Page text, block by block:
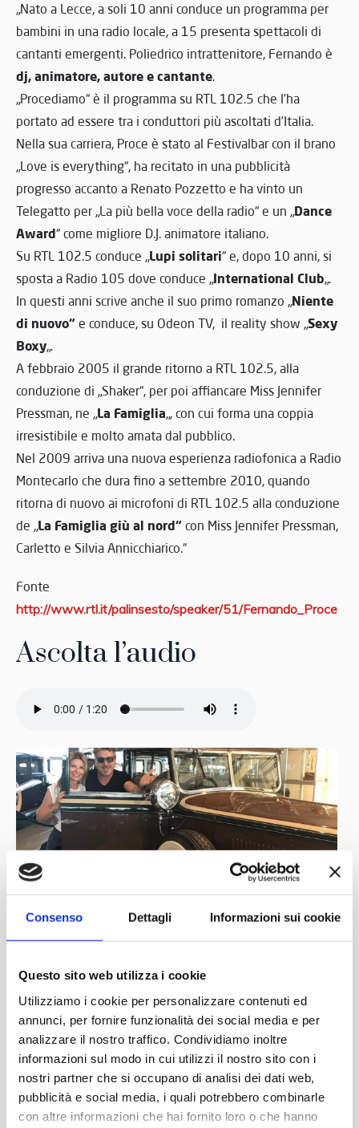
Consenso Dettagli Informazioni sui cookie
Questo sito web utilizza i cookie
Utilizziamo i cookie per personalizzare contenuti ed
annunci, per fornire funzionalità dei social media e per
analizzare il nostro traffico. Condividiamo inoltre
informazioni sul modo in cui utilizzi il nostro sito con i
nostri partner che si occupano di analisi dei dati web,
pubblicità e social media, i quali potrebbero combinarle
con altre informazioni che hai fornito loro o che hanno
„Nato a Lecce, a soli 10 anni conduce un programma per
bambini in una radio locale, a 15 presenta spettacoli di
cantanti emergenti. Poliedrico intrattenitore, Fernando è
dj, animatore, autore e cantante.
„Procediamo“ è il programma su RTL 102.5 che l’ha
portato ad essere tra i conduttori più ascoltati d’Italia.
Nella sua carriera, Proce è stato al Festivalbar con il brano
„Love is everything“, ha recitato in una pubblicità
progresso accanto a Renato Pozzetto e ha vinto un
Telegatto per „La più bella voce della radio“ e un „Dance
Award“ come migliore D.J. animatore italiano.
Su RTL 102.5 conduce „Lupi solitari“ e, dopo 10 anni, si
sposta a Radio 105 dove conduce „International Club„.
In questi anni scrive anche il suo primo romanzo „Niente
di nuovo“ e conduce, su Odeon TV, il reality show „Sexy
Boxy„.
A febbraio 2005 il grande ritorno a RTL 102.5, alla
conduzione di „Shaker“, per poi affiancare Miss Jennifer
Pressman, ne „La Famiglia„, con cui forma una coppia
irresistibile e molto amata dal pubblico.
Nel 2009 arriva una nuova esperienza radiofonica a Radio
Montecarlo che dura fino a settembre 2010, quando
ritorna di nuovo ai microfoni di RTL 102.5 alla conduzione
de „La Famiglia giù al nord“ con Miss Jennifer Pressman,
Carletto e Silvia Annicchiarico.“
Fonte
http://www.rtl.it/palinsesto/speaker/51/Fernando_Proce
Ascolta l’audio